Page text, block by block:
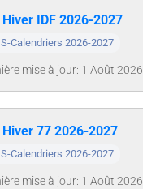
IDF 2026-2027
Calendriers 2026-2027
mise à jour: 1 Août 2026
77 2026-2027
Calendriers 2026-2027
mise à jour: 1 Août 2026